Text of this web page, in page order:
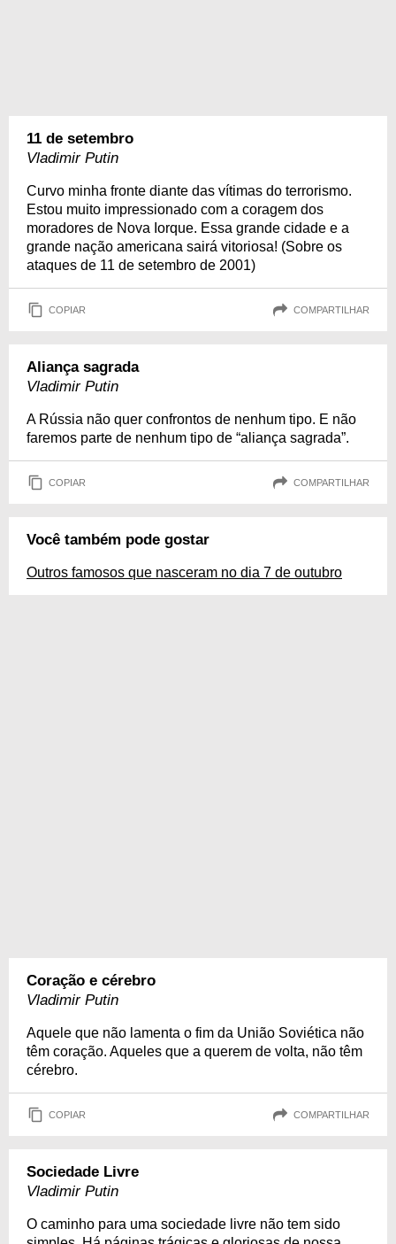
11 de setembro
Vladimir Putin
Curvo minha fronte diante das vítimas do terrorismo.
Estou muito impressionado com a coragem dos
moradores de Nova Iorque. Essa grande cidade e a
grande nação americana sairá vitoriosa! (Sobre os
ataques de 11 de setembro de 2001)
COPIAR COMPARTILHAR
Aliança sagrada
Vladimir Putin
A Rússia não quer confrontos de nenhum tipo. E não
faremos parte de nenhum tipo de “aliança sagrada”.
COPIAR COMPARTILHAR
Você também pode gostar
Outros famosos que nasceram no dia 7 de outubro
Coração e cérebro
Vladimir Putin
Aquele que não lamenta o fim da União Soviética não
têm coração. Aqueles que a querem de volta, não têm
cérebro.
COPIAR COMPARTILHAR
Sociedade Livre
Vladimir Putin
O caminho para uma sociedade livre não tem sido